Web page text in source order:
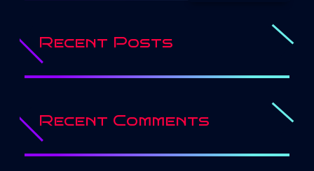
Recent Posts
Recent Comments